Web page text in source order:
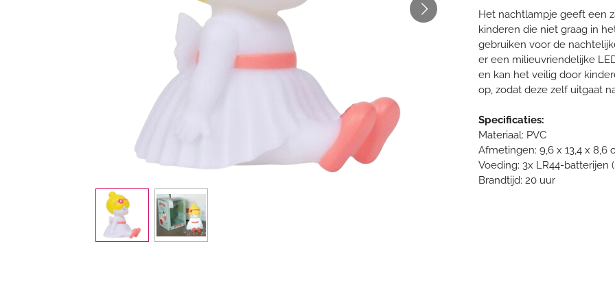
Het nachtlampje geeft een
kinderen die niet graag in
gebruiken voor de
er een milieuvriendelijke
en kan het veilig door
op, zodat deze zelf uitgaat
Specificaties:
Materiaal: PVC
Afmetingen: 9,6 x 13,4 x 8,6
Voeding: 3x LR44-batterijen
Brandtijd: 20 uur